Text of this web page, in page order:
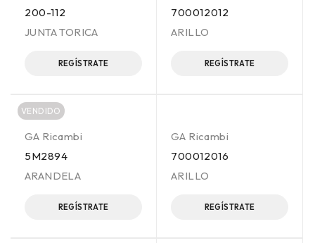
200-112
JUNTA TORICA
REGÍSTRATE
700012012
ARILLO
REGÍSTRATE
VENDIDO
GA Ricambi
5M2894
ARANDELA
REGÍSTRATE
GA Ricambi
700012016
ARILLO
REGÍSTRATE